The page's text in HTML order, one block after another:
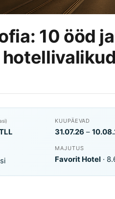
10 ööd
hotellivalikud
KUUPÄEVAD
31.07.26 –
MAJUTUS
Favorit Hotel ·